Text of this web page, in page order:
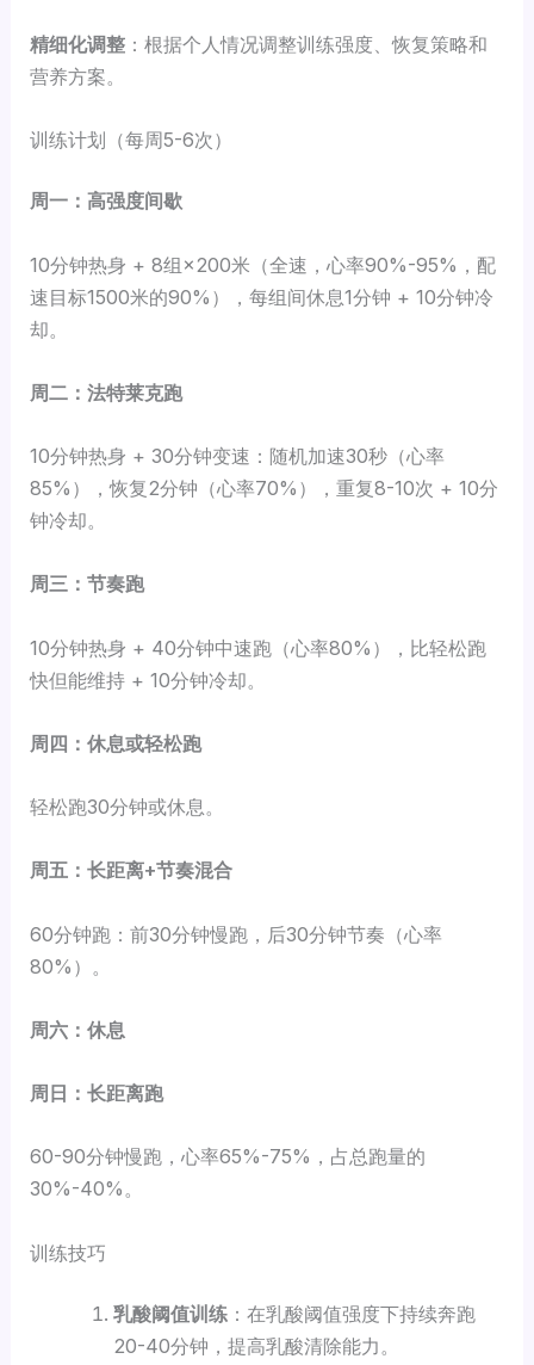
精细化调整 ：根据个人情况调整训练强度、恢复策略和
营养方案。
训练计划（每周5-6次）
周一：高强度间歇
10分钟热身 + 8组×200米（全速，心率90%-95%，配
速目标1500米的90%），每组间休息1分钟 + 10分钟冷
却。
周二：法特莱克跑
10分钟热身 + 30分钟变速：随机加速30秒（心率
85%），恢复2分钟（心率70%），重复8-10次 + 10分
钟冷却。
周三：节奏跑
10分钟热身 + 40分钟中速跑（心率80%），比轻松跑
快但能维持 + 10分钟冷却。
周四：休息或轻松跑
轻松跑30分钟或休息。
周五：长距离+节奏混合
60分钟跑：前30分钟慢跑，后30分钟节奏（心率
80%）。
周六：休息
周日：长距离跑
60-90分钟慢跑，心率65%-75%，占总跑量的
30%-40%。
训练技巧
乳酸阈值训练：在乳酸阈值强度下持续奔跑
20-40分钟，提高乳酸清除能力。